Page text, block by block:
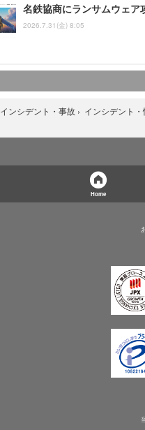
名鉄協商にランサムウェア
2026.7.31(金) 8:05
インシデント・事故 › インシデント
Home